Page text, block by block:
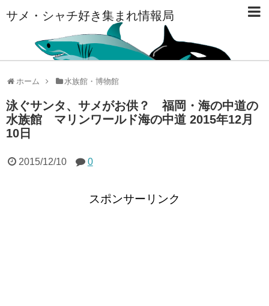
サメ・シャチ好き集まれ情報局
ホーム 水族館・博物館
泳ぐサンタ、サメがお供？ 福岡・海の中道の
水族館 マリンワールド海の中道 2015年12月
10日
2015/12/10 0
スポンサーリンク